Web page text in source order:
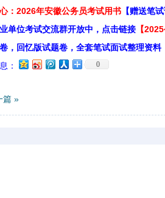
：2026年安徽公务员考试用书 【赠送笔
单位考试交流群开放中，点击链接 【
，回忆版试题卷，全套笔试面试整理资料
：
0
篇 »